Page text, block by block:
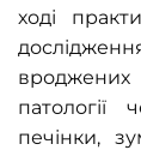
ході
патології
печінки,